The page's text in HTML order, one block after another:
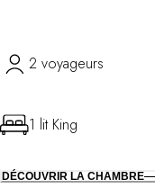
2 voyageurs
1 lit King
DÉCOUVRIR LA CHAMBRE